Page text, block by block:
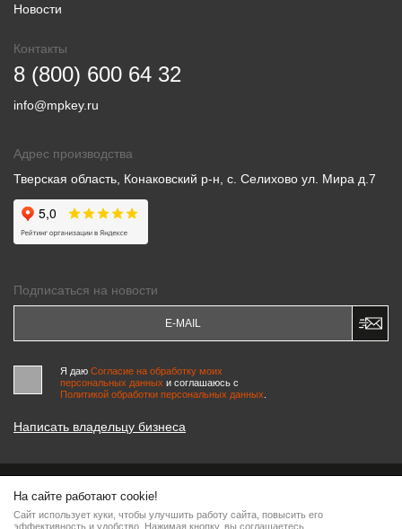
Новости
Контакты
8 (800) 600 64 32
info@mpkey.ru
Адрес производства
Тверская область, Конаковский р-н, с. Селихово ул. Мира д.7
Подписаться на новости
Я даю Согласие на обработку моих
персональных данных и соглашаюсь c
Политикой обработки персональных данных
Написать владельцу бизнеса
© 2000-2026 «МАСТЕРСКИЕ ПИНЧУКА»
Информация на сайте является интеллектуальной собственностью компании, любое
На сайте работают cookie!
Сайт использует куки, чтобы улучшить работу сайта, повысить его
эффективность и удобство. Нажимая кнопку, вы соглашаетесь